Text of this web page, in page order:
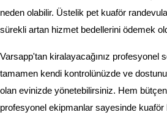
neden olabilir. Üstelik pet kuaför
sürekli artan hizmet bedellerini ödemek
Varsapp'tan kiralayacağınız profesyonel
tamamen kendi kontrolünüzde ve
olan evinizde yönetebilirsiniz. Hem
profesyonel ekipmanlar sayesinde